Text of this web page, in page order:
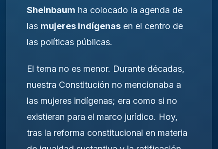
Sheinbaum ha colocado la agenda de
las mujeres indígenas en el centro de
las políticas públicas.
El tema no es menor. Durante décadas,
nuestra Constitución no mencionaba a
las mujeres indígenas; era como si no
existieran para el marco jurídico. Hoy,
tras la reforma constitucional en materia